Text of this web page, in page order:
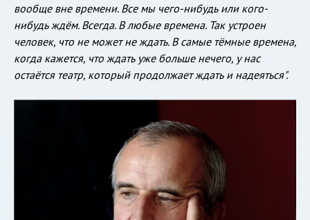
вообще вне времени. Все мы чего-нибудь или кого-
нибудь ждём. Всегда. В любые времена. Так устроен
человек, что не может не ждать. В самые тёмные времена,
когда кажется, что ждать уже больше нечего, у нас
остаётся театр, который продолжает ждать и надеяться".